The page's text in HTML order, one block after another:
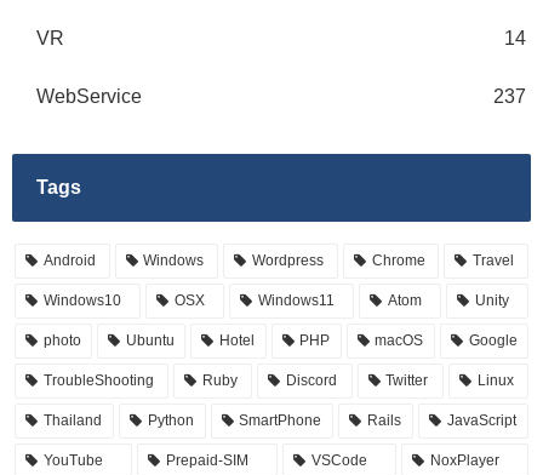
VR 14
WebService 237
Tags
Android Windows Wordpress Chrome Travel
Windows10 OSX Windows11 Atom Unity
photo Ubuntu Hotel PHP macOS Google
TroubleShooting Ruby Discord Twitter Linux
Thailand Python SmartPhone Rails JavaScript
YouTube Prepaid-SIM VSCode NoxPlayer